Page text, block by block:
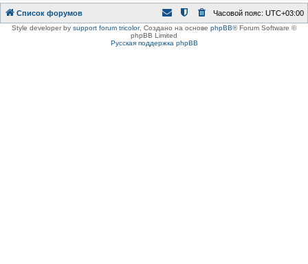
Список форумов Часовой пояс: UTC+03:00
Style developer by support forum tricolor, Создано на основе phpBB® Forum Software ©
phpBB Limited
Русская поддержка phpBB